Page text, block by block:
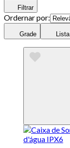
Filtrar
Ordernar por:
Grade Lista